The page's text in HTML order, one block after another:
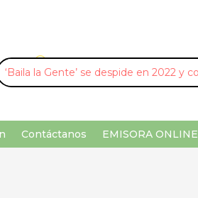
U ¡Buscar por palabra clave!
Contáctanos EMISORA ONLINE